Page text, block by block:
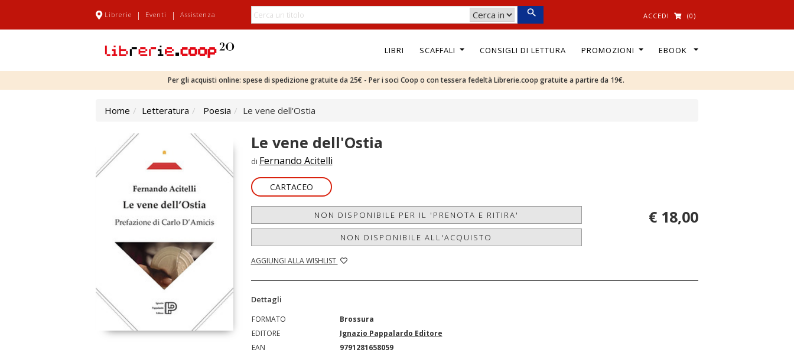
Librerie | Eventi | Assistenza ACCEDI (0)
LIBRI SCAFFALI CONSIGLI DI LETTURA PROMOZIONI EBOOK
Per gli acquisti online: spese di spedizione gratuite da 25€ - Per i soci Coop o con tessera fedeltà Librerie.coop gratuite a partire da 19€.
Home Letteratura Poesia Le vene dell'Ostia
Le vene dell'Ostia
di Fernando Acitelli
CARTACEO
NON DISPONIBILE PER IL 'PRENOTA E RITIRA'
NON DISPONIBILE ALL'ACQUISTO
AGGIUNGI ALLA WISHLIST
€ 18,00
Dettagli
FORMATO
Brossura
EDITORE
Ignazio Pappalardo Editore
EAN
9791281658059